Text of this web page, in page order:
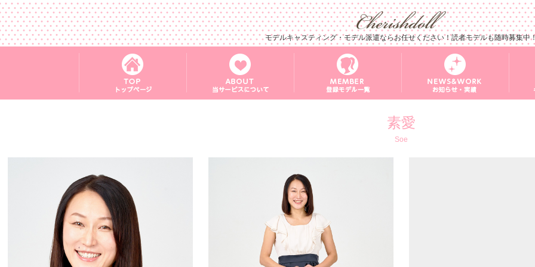
モデルキャスティング・モデル派遣ならお任せください！読者モデルも随時募集中
素愛
Soe